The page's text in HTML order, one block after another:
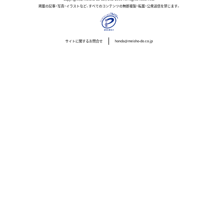
掲載の記事・写真・イラストなど、すべてのコンテンツの無断複製・転載・公衆送信を禁じます。
サイトに関するお問合せ honda@meisho-do.co.jp